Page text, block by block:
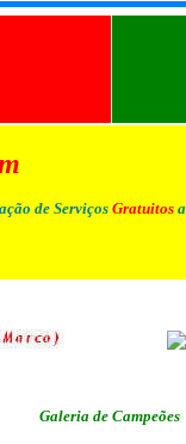
de ServiçosGratuitos
Galeria de Campeões